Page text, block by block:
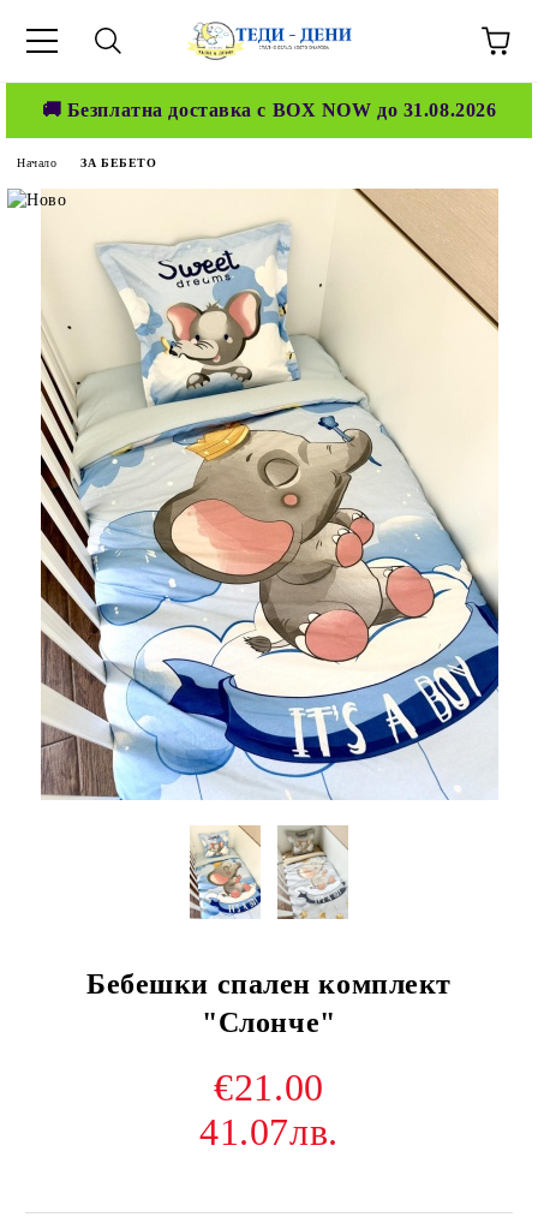
🚚 Безплатна доставка с BOX NOW до 31.08.2026
Начало ЗА БЕБЕТО
Бебешки спален комплект
"Слонче"
€21.00
41.07лв.